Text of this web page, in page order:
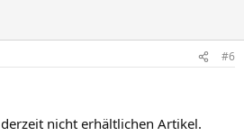
#6
nicht erhältlichen Artikel.